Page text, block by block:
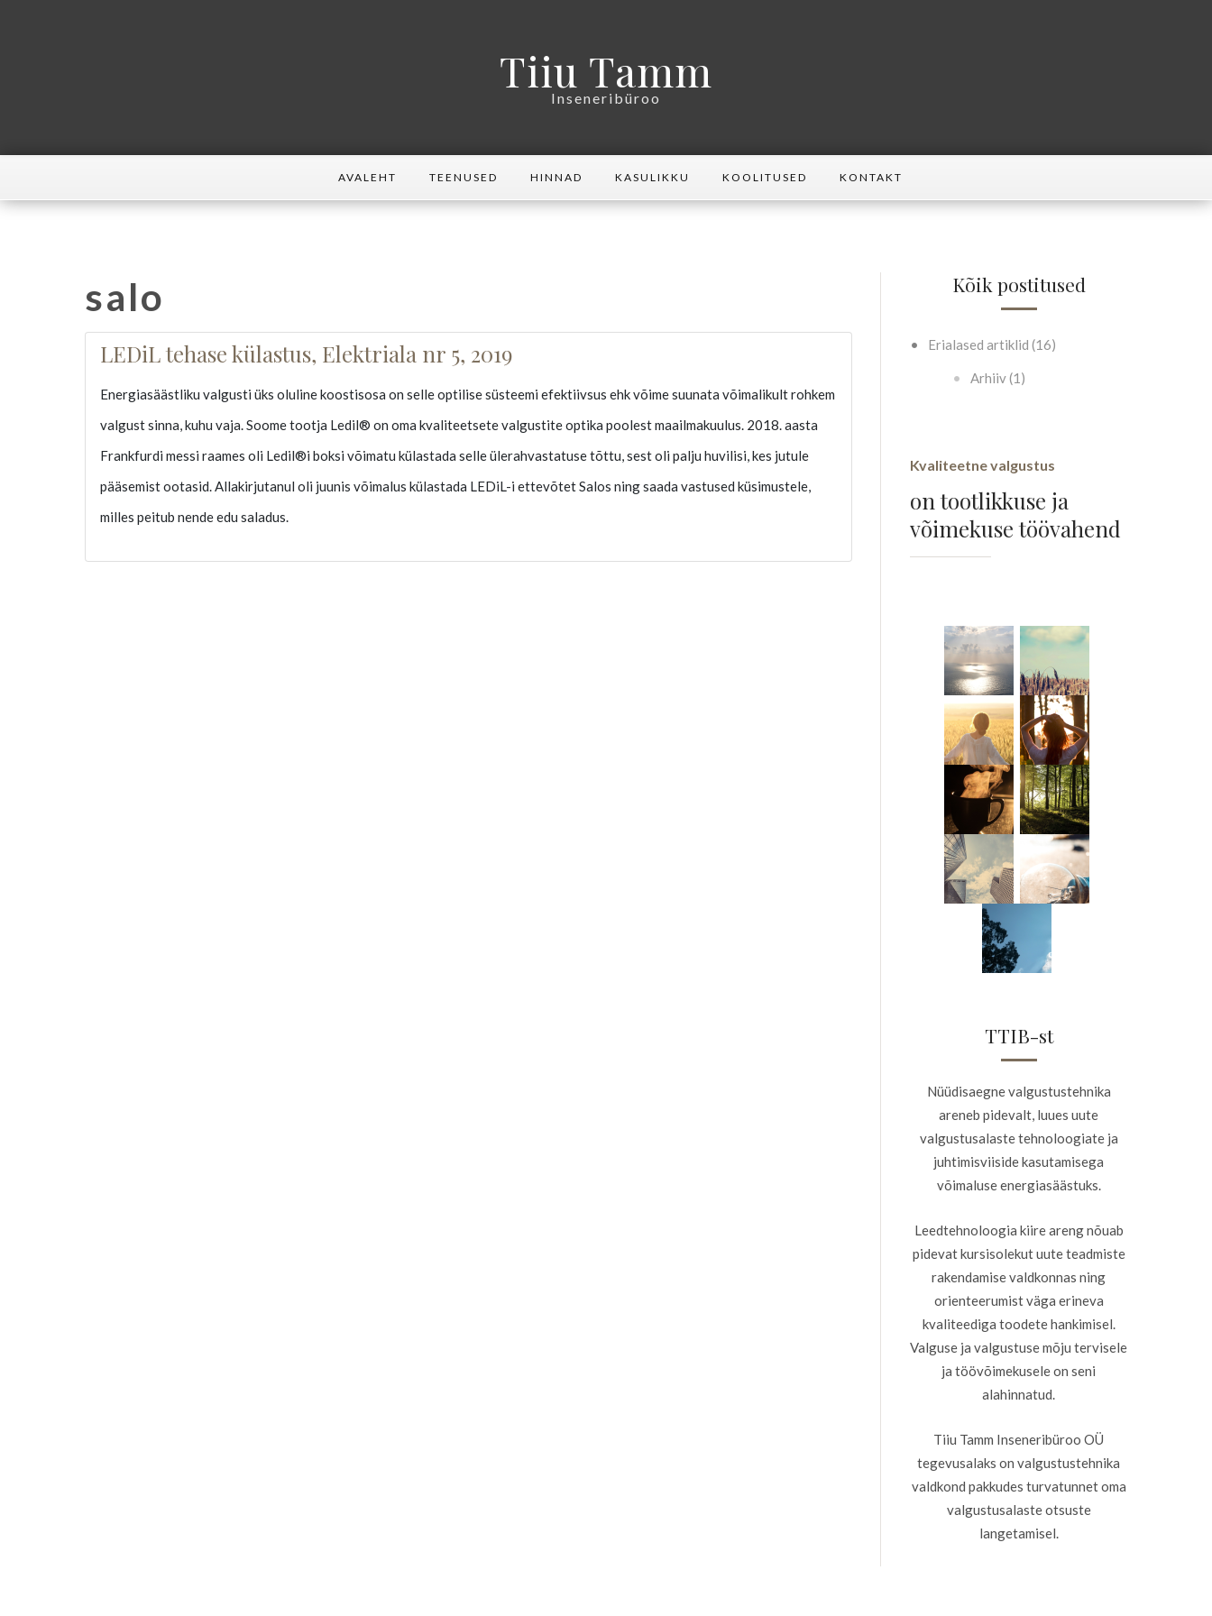
Tiiu Tamm
Inseneribüroo
AVALEHT TEENUSED HINNAD KASULIKKU KOOLITUSED KONTAKT
Kõik postitused
Erialased artiklid (16)
Arhiiv (1)
Kvaliteetne valgustus
on tootlikkuse ja
võimekuse töövahend
TTIB-st
Nüüdisaegne valgustustehnika
areneb pidevalt, luues uute
valgustusalaste tehnoloogiate ja
juhtimisviiside kasutamisega
võimaluse energiasäästuks.
Leedtehnoloogia kiire areng nõuab
pidevat kursisolekut uute teadmiste
rakendamise valdkonnas ning
orienteerumist väga erineva
kvaliteediga toodete hankimisel.
Valguse ja valgustuse mõju tervisele
ja töövõimekusele on seni
alahinnatud.
Tiiu Tamm Inseneribüroo OÜ
tegevusalaks on valgustustehnika
valdkond pakkudes turvatunnet oma
valgustusalaste otsuste
langetamisel.
salo
LEDiL tehase külastus, Elektriala nr 5, 2019
Energiasäästliku valgusti üks oluline koostisosa on selle optilise süsteemi efektiivsus ehk võime suunata võimalikult rohkem
valgust sinna, kuhu vaja. Soome tootja Ledil® on oma kvaliteetsete valgustite optika poolest maailmakuulus. 2018. aasta
Frankfurdi messi raames oli Ledil®i boksi võimatu külastada selle ülerahvastatuse tõttu, sest oli palju huvilisi, kes jutule
pääsemist ootasid. Allakirjutanul oli juunis võimalus külastada LEDiL-i ettevõtet Salos ning saada vastused küsimustele,
milles peitub nende edu saladus.